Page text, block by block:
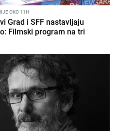
OKO 11H
Grad i SFF nastavljaju
Filmski program na tri